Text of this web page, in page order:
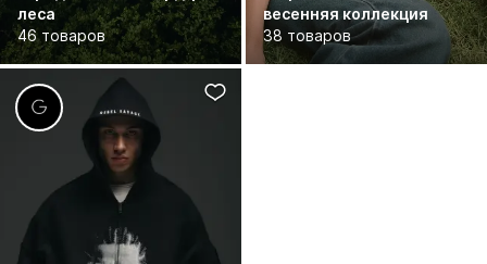
леса
46 товаров
весенняя коллекция
38 товаров